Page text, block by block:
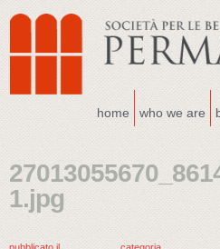
home who we are
1.jpg